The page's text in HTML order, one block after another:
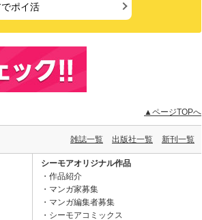
ポイ活
▲ページTOPへ
雑誌一覧 出版社一覧 新刊一覧
シーモアオリジナル作品
作品紹介
マンガ家募集
マンガ編集者募集
シーモアコミックス